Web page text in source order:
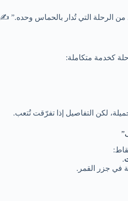
من الرحلة التي تُدار بالحماس وحده.” ✍️
كخدمة متكاملة:
لكن التفاصيل إذا تفرّقت تُتعب.
.
في جزر القمر.